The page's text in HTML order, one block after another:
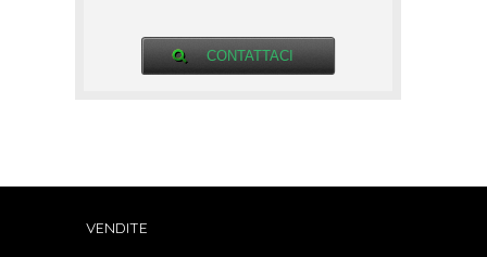
CONTATTACI
VENDITE